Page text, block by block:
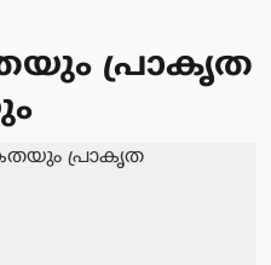
പ്രാകൃത